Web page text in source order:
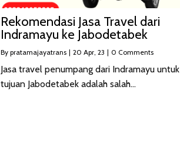
Rekomendasi Jasa Travel dari
Indramayu ke Jabodetabek
By pratamajayatrans | 20 Apr, 23 | 0 Comments
Jasa travel penumpang dari Indramayu untuk
tujuan Jabodetabek adalah salah…